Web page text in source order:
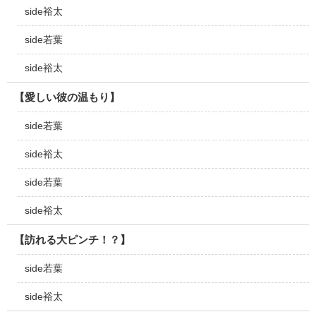
side裕太
side若葉
side裕太
【愛しい彼の温もり】
side若葉
side裕太
side若葉
side裕太
【訪れる大ピンチ！？】
side若葉
side裕太